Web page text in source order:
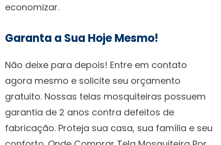
economizar.
Garanta a Sua Hoje Mesmo!
Não deixe para depois! Entre em contato
agora mesmo e solicite seu orçamento
gratuito. Nossas telas mosquiteiras possuem
garantia de 2 anos contra defeitos de
fabricação. Proteja sua casa, sua família e seu